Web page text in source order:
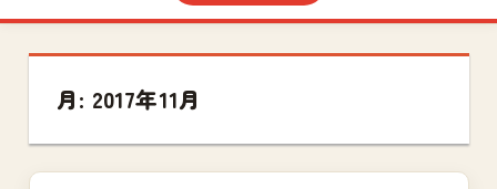
月: 2017年11月